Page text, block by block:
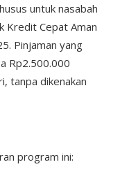
untuk nasabah
Kredit Cepat Aman
Pinjaman yang
Rp2.500.000
tanpa dikenakan
program ini: